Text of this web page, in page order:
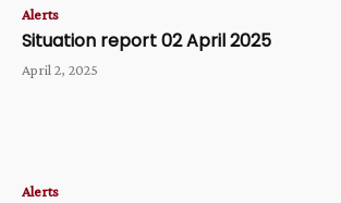
Alerts
Situation report 02 April 2025
April 2, 2025
Alerts